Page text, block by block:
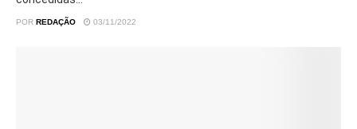
POR REDAÇÃO 03/11/2022